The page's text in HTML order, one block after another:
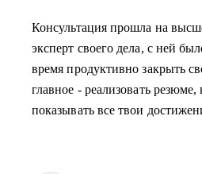
Консультация прошла на
эксперт своего дела, с ней
время продуктивно закрыть
главное - реализовать резюме,
показывать все твои